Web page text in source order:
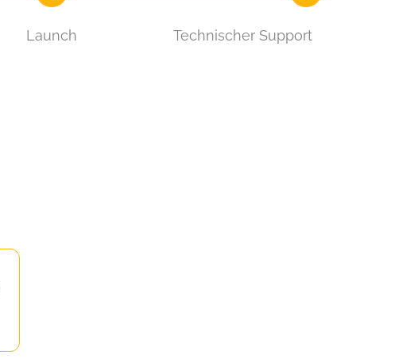
Launch Technischer Support